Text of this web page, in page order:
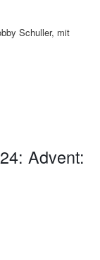
Schuller, mit
Advent: